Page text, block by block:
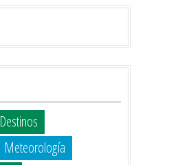
Destinos
Meteorología